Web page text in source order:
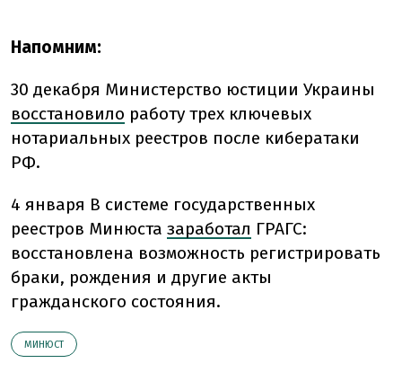
Напомним:
30 декабря Министерство юстиции Украины
восстановило работу трех ключевых
нотариальных реестров после кибератаки
РФ.
4 января В системе государственных
реестров Минюста заработал ГРАГС:
восстановлена возможность регистрировать
браки, рождения и другие акты
гражданского состояния.
МИНЮСТ